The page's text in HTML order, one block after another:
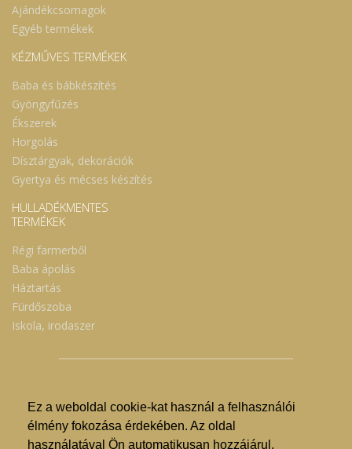
Ez a weboldal cookie-kat használ a felhasználói
élmény fokozása érdekében. Az oldal
használatával Ön automatikusan hozzájárul,
Ajándékcsomagok
Egyéb termékek
KÉZMŰVES TERMÉKEK
Baba és bábkészítés
Gyöngyfűzés
Ékszerek
Horgolás
Dísztárgyak, dekorációk
Gyertya és mécses készítés
HULLADÉKMENTES
TERMÉKEK
Régi farmerből
Baba ápolás
Háztartás
Fürdőszoba
Iskola, irodaszer
© Nyíregyházi Kosár Közösség 2019.
Hogyan lehet vásárolni?